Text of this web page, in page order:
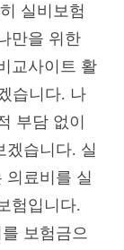
실비보험
만을 위한
교사이트 활
습니다. 나
부담 없이
겠습니다. 실
의료비를 실
험입니다.
보험금으